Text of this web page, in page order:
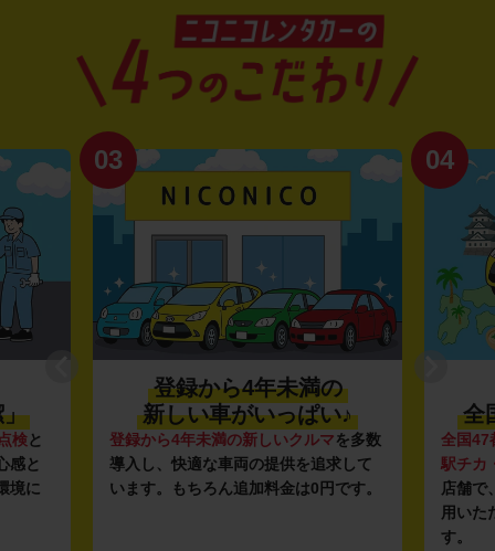
」
検と
感と
境に
03
登録から4年未満の
新しい車がいっぱい♪
登録から4年未満の新しいクルマを多数
導入し、快適な車両の提供を追求して
います。もちろん追加料金は0円です。
04
全
全国47
駅チカ
店舗で
用いた
す。